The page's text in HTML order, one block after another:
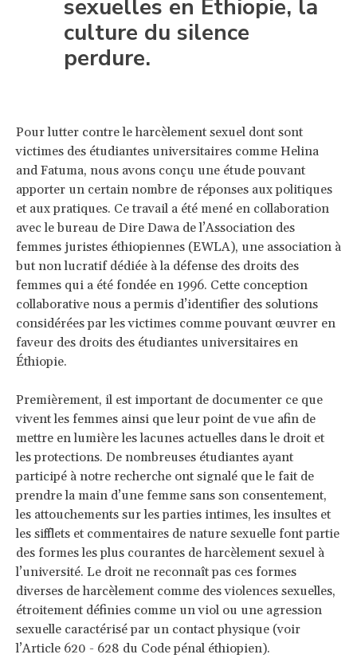
sexuelles en Éthiopie, la
culture du silence
perdure.
Pour lutter contre le harcèlement sexuel dont sont
victimes des étudiantes universitaires comme Helina
and Fatuma, nous avons conçu une étude pouvant
apporter un certain nombre de réponses aux politiques
et aux pratiques. Ce travail a été mené en collaboration
avec le bureau de Dire Dawa de l’Association des
femmes juristes éthiopiennes (EWLA), une association à
but non lucratif dédiée à la défense des droits des
femmes qui a été fondée en 1996. Cette conception
collaborative nous a permis d’identifier des solutions
considérées par les victimes comme pouvant œuvrer en
faveur des droits des étudiantes universitaires en
Éthiopie.
Premièrement, il est important de documenter ce que
vivent les femmes ainsi que leur point de vue afin de
mettre en lumière les lacunes actuelles dans le droit et
les protections. De nombreuses étudiantes ayant
participé à notre recherche ont signalé que le fait de
prendre la main d’une femme sans son consentement,
les attouchements sur les parties intimes, les insultes et
les sifflets et commentaires de nature sexuelle font partie
des formes les plus courantes de harcèlement sexuel à
l’université. Le droit ne reconnaît pas ces formes
diverses de harcèlement comme des violences sexuelles,
étroitement définies comme un viol ou une agression
sexuelle caractérisé par un contact physique (voir
l’Article 620 - 628 du Code pénal éthiopien).